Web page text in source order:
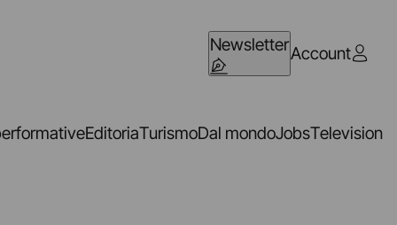
NewsletterAccount
EditoriaTurismoDal mondoJobsTelevision